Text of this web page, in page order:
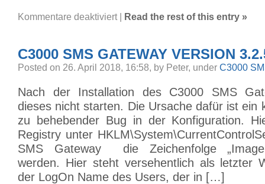
Kommentare deaktiviertfür
C3000Read the rest of this entry »
C3000 SMS GATEWAY VERSION
Posted on 26. April 2018, 16:58, by Peter, under C3000
Nach der Installation des C3000 SMS
dieses nicht starten. Die Ursache dafür ist ein
zu behebender Bug in der Konfiguration.
Registry unter
SMS Gateway die Zeichenfolge
werden. Hier steht versehentlich als letzter
der LogOn Name des Users, der in […]